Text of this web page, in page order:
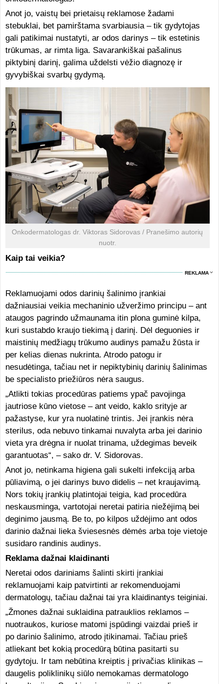
Anot jo, vaistų bei prietaisų reklamose žadami
stebuklai, bet pamirštama svarbiausia – tik gydytojas
gali patikimai nustatyti, ar odos darinys – tik estetinis
trūkumas, ar rimta liga. Savarankiškai pašalinus
piktybinį darinį, galima uždelsti vėžio diagnozę ir
gyvybiškai svarbų gydymą.
Onkodermatologas dr. Viktoras Sidorovas / Pranešimo autorių
nuotr.
Kaip tai veikia?
REKLAMA
Reklamuojami odos darinių šalinimo įrankiai
dažniausiai veikia mechaninio užveržimo principu – ant
ataugos pagrindo užmaunama itin plona guminė kilpa,
kuri sustabdo kraujo tiekimą į darinį. Dėl deguonies ir
maistinių medžiagų trūkumo audinys pamažu žūsta ir
per kelias dienas nukrinta. Atrodo patogu ir
nesudėtinga, tačiau net ir nepiktybinių darinių šalinimas
be specialisto priežiūros nėra saugus.
„Atlikti tokias procedūras patiems ypač pavojinga
jautriose kūno vietose – ant veido, kaklo srityje ar
pažastyse, kur yra nuolatinė trintis. Jei įrankis nėra
sterilus, oda nebuvo tinkamai nuvalyta arba jei darinio
vieta yra drėgna ir nuolat trinama, uždegimas beveik
garantuotas“, – sako dr. V. Sidorovas.
Anot jo, netinkama higiena gali sukelti infekciją arba
pūliavimą, o jei darinys buvo didelis – net kraujavimą.
Nors tokių įrankių platintojai teigia, kad procedūra
neskausminga, vartotojai neretai patiria niežėjimą bei
deginimo jausmą. Be to, po kilpos uždėjimo ant odos
darinio dažnai lieka šviesesnės dėmės arba toje vietoje
susidaro randinis audinys.
Reklama dažnai klaidinanti
Neretai odos dariniams šalinti skirti įrankiai
reklamuojami kaip patvirtinti ar rekomenduojami
dermatologų, tačiau dažnai tai yra klaidinantys teiginiai.
„Žmones dažnai suklaidina patrauklios reklamos –
nuotraukos, kuriose matomi įspūdingi vaizdai prieš ir
po darinio šalinimo, atrodo įtikinamai. Tačiau prieš
atliekant bet kokią procedūrą būtina pasitarti su
gydytoju. Ir tam nebūtina kreiptis į privačias klinikas –
daugelis poliklinikų siūlo nemokamas dermatologo